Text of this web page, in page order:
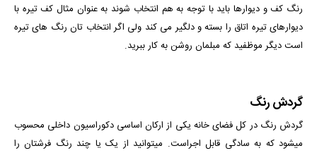
رنگ کف و دیوارها باید با توجه به هم انتخاب شوند به عنوان مثال کف تیره با
دیوارهای تیره اتاق را بسته و دلگیر می کند ولی اگر انتخاب تان رنگ های تیره
است دیگر موظفید که مبلمان روشن به کار ببرید.
گردش رنگ
گردش رنگ در کل فضای خانه یکی از ارکان اساسی دکوراسیون داخلی محسوب
می­شود که به سادگی قابل اجراست. می­توانید از یک یا چند رنگ فرش­تان را